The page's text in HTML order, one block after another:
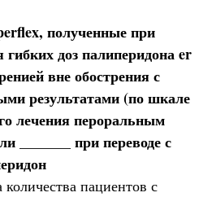
полученные при
доз палиперидона er
вне обострения с
результатами (по шкале
лечения пероральным
_______ при переводе с
пациентов с